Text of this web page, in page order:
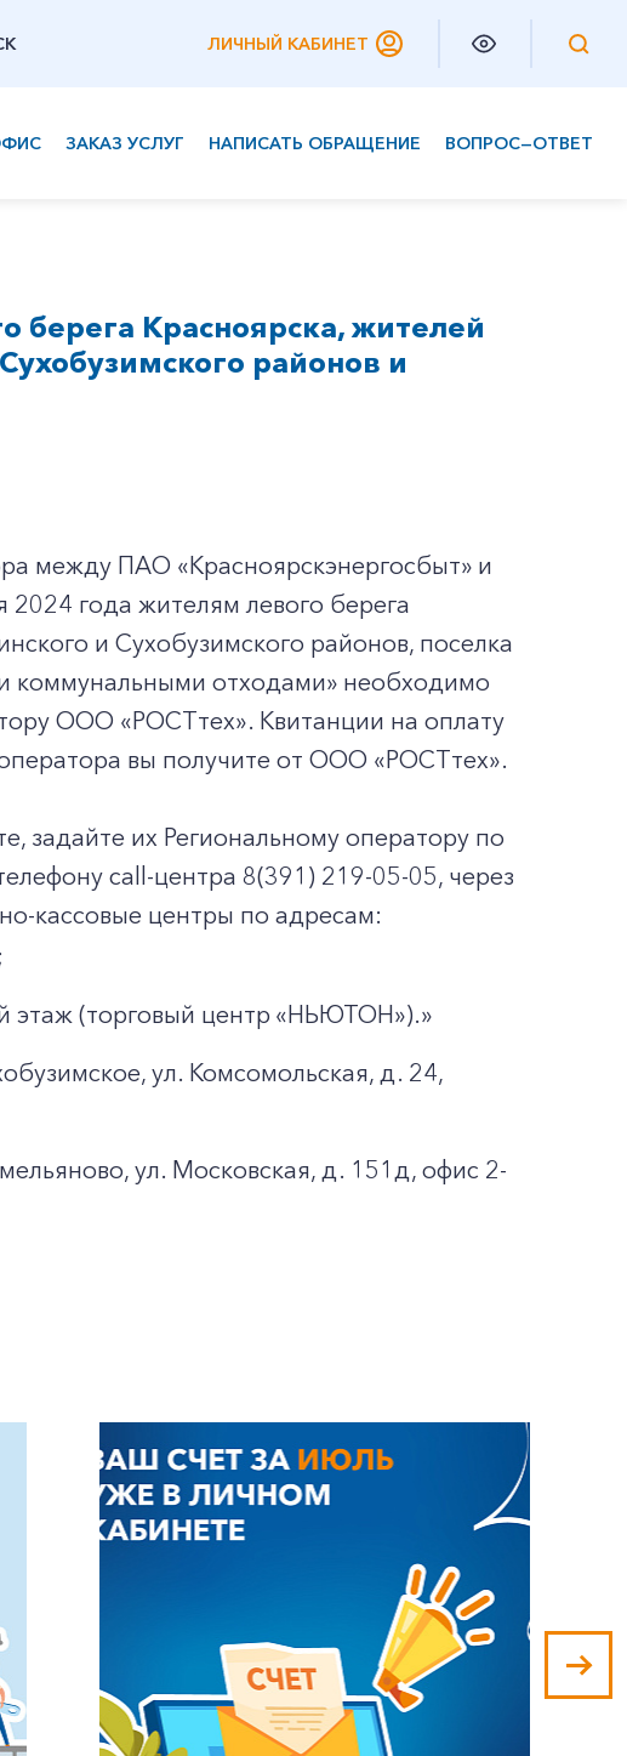
ЛИЧНЫЙ КАБИНЕТ
ЗАКАЗ УСЛУГ НАПИСАТЬ ОБРАЩЕНИЕ ВОПРОС—ОТВЕТ
Красноярска, жителей
районов и
между ПАО «Красноярскэнергосбыт» и
года жителям левого берега
и Сухобузимского районов, поселка
коммунальными отходами» необходимо
ООО «РОСТтех». Квитанции на оплату
вы получите от ООО «РОСТтех».
задайте их Региональному оператору по
call-центра 8(391) 219-05-05, через
кассовые центры по адресам:
этаж (торговый центр «НЬЮТОН»).»
ул. Комсомольская, д. 24,
ул. Московская, д. 151д, офис 2-